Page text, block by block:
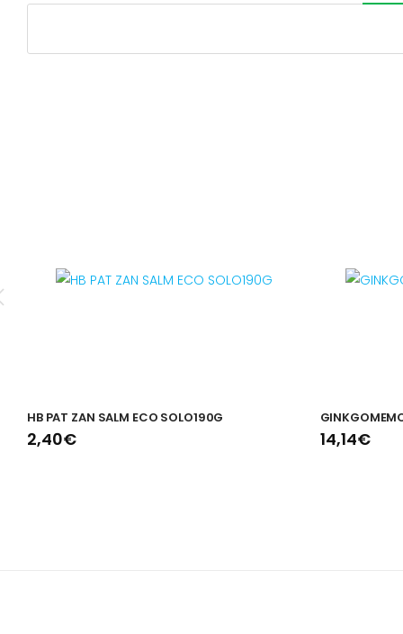
HB PAT ZAN SALM ECO SOLO190G
2,40€ 14,14€